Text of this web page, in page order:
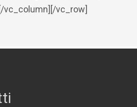
vc_column][/vc_row]